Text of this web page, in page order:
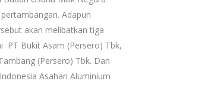
Adapun
akan melibatkan tiga
PT Bukit Asam (Persero) Tbk,
(Persero) Tbk. Dan
Asahan Aluminium